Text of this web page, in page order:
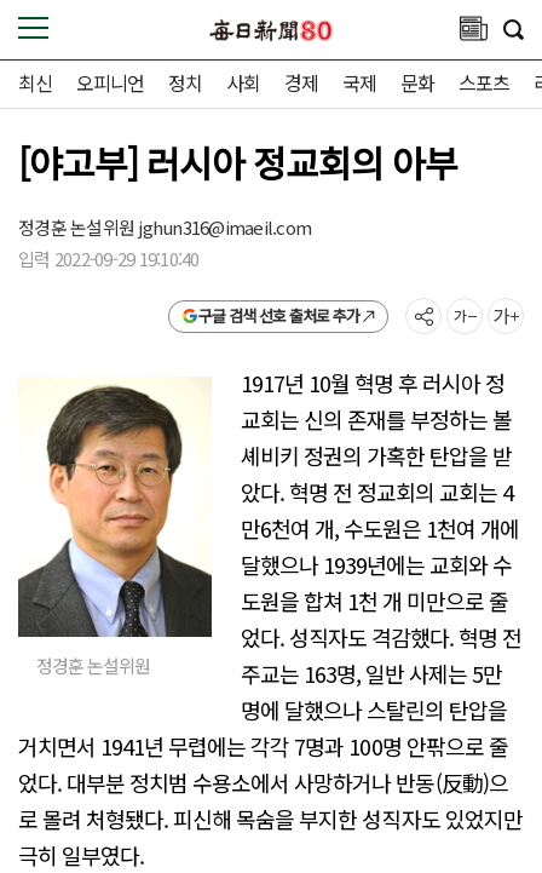
최신 오피니언 정치 사회 경제 국제 문화 스포츠
[야고부] 러시아 정교회의 아부
정경훈 논설위원 jghun316@imaeil.com
입력 2022-09-29 19:10:40
구글 검색 선호 출처로 추가
정경훈 논설위원
1917년 10월 혁명 후 러시아 정
교회는 신의 존재를 부정하는 볼
셰비키 정권의 가혹한 탄압을 받
았다. 혁명 전 정교회의 교회는 4
만6천여 개, 수도원은 1천여 개에
달했으나 1939년에는 교회와 수
도원을 합쳐 1천 개 미만으로 줄
었다. 성직자도 격감했다. 혁명 전
주교는 163명, 일반 사제는 5만
명에 달했으나 스탈린의 탄압을
거치면서 1941년 무렵에는 각각 7명과 100명 안팎으로 줄
었다. 대부분 정치범 수용소에서 사망하거나 반동(反動)으
로 몰려 처형됐다. 피신해 목숨을 부지한 성직자도 있었지만
극히 일부였다.